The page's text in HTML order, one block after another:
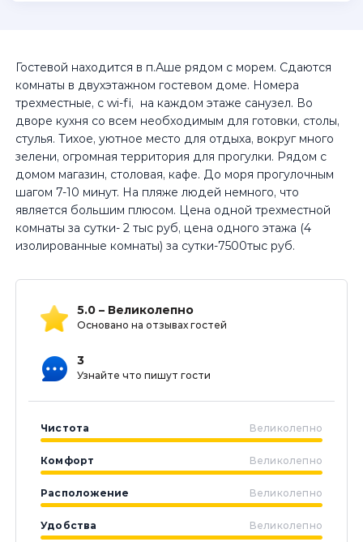
Гостевой находится в п.Аше рядом с морем. Сдаются
комнаты в двухэтажном гостевом доме. Номера
трехместные, с wi-fi, на каждом этаже санузел. Во
дворе кухня со всем необходимым для готовки, столы,
стулья. Тихое, уютное место для отдыха, вокруг много
зелени, огромная территория для прогулки. Рядом с
домом магазин, столовая, кафе. До моря прогулочным
шагом 7-10 минут. На пляже людей немного, что
является большим плюсом. Цена одной трехместной
комнаты за сутки- 2 тыс руб, цена одного этажа (4
изолированные комнаты) за сутки-7500тыс руб.
5.0 – Великолепно
Основано на отзывах гостей
3
Узнайте что пишут гости
Чистота Великолепно
Комфорт Великолепно
Расположение Великолепно
Удобства Великолепно